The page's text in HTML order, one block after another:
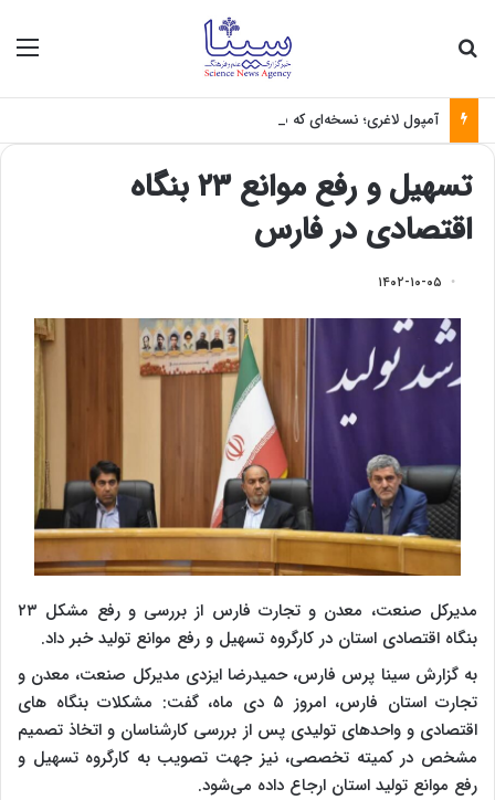
آمپول لاغری؛ نسخه‌ای که بدون تغذیه خطرناک می‌شود
تسهیل و رفع موانع ۲۳ بنگاه
اقتصادی در فارس
۱۴۰۲-۱۰-۰۵
مدیرکل صنعت، معدن و تجارت فارس از بررسی و رفع مشکل ۲۳
بنگاه اقتصادی استان در کارگروه تسهیل و رفع موانع تولید خبر داد.
به گزارش سینا پرس فارس، حمیدرضا ایزدی مدیرکل صنعت، معدن و
تجارت استان فارس، امروز ۵ دی ماه، گفت: مشکلات بنگاه های
اقتصادی و واحد‌های تولیدی پس از بررسی کارشناسان و اتخاذ تصمیم
مشخص در کمیته تخصصی، نیز جهت تصویب به کارگروه تسهیل و
رفع موانع تولید استان ارجاع داده می‌شود‌.